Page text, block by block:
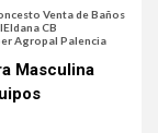
Venta de Baños
Eldana CB
Agropal Palencia
Masculina